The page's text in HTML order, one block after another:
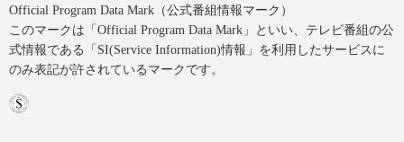
Official Program Data Mark（公式番組情報マーク）
このマークは「Official Program Data Mark」といい、テレビ番組の公
式情報である「SI(Service Information)情報」を利用したサービスに
のみ表記が許されているマークです。